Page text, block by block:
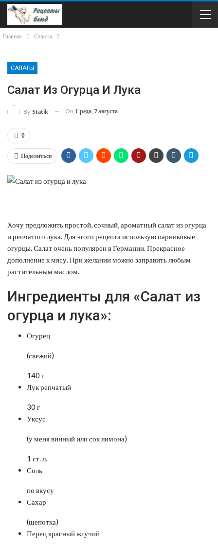
Главная Салаты
САЛАТЫ
Салат Из Огурца И Лука
By Statik On Среда, 7 августа
0
Поделиться
Хочу предложить простой, сочный, ароматный салат из огурца
и репчатого лука. Для этого рецепта использую парниковые
огурцы. Салат очень популярен в Германии. Прекрасное
дополнение к мясу. При желании можно заправить любым
растительным маслом.
Ингредиенты для «Салат из
огурца и лука»:
Огурец
(свежий)
140 г
Лук репчатый
30 г
Уксус
(у меня винный или сок лимона)
1 ст. л.
Соль
по вкусу
Сахар
(щепотка)
Перец красный жгучий